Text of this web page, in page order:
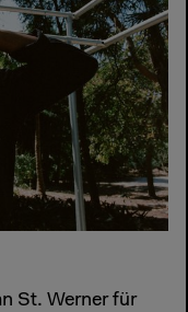
St. Werner für